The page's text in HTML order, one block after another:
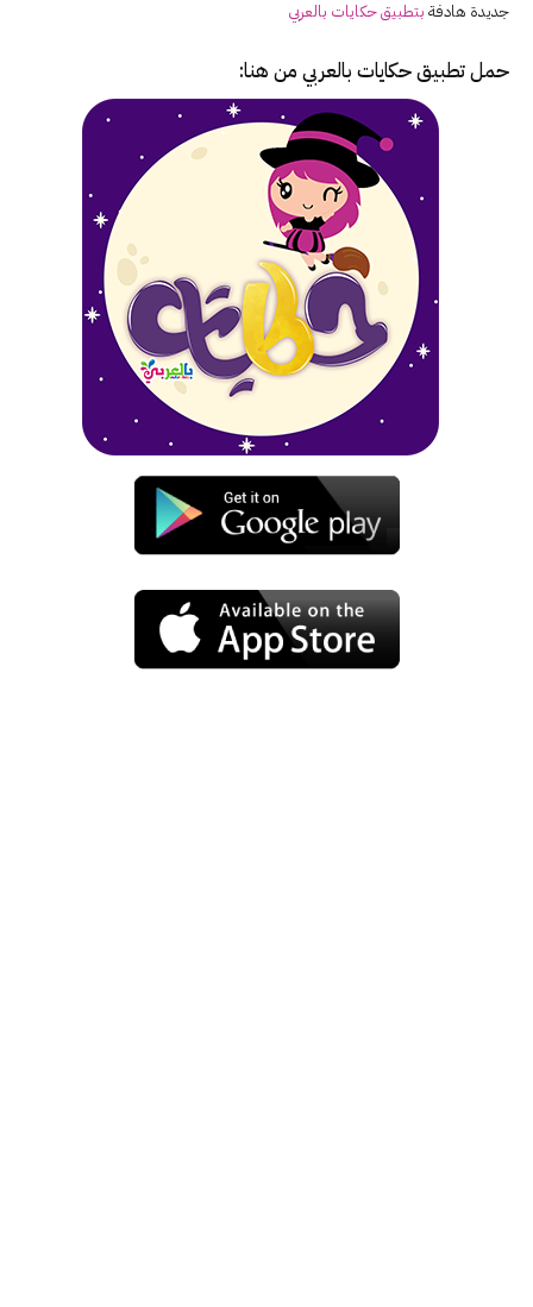
جديدة هادفة بتطبيق حكايات بالعربي
حمل تطبيقحكايات بالعربي من هنا: